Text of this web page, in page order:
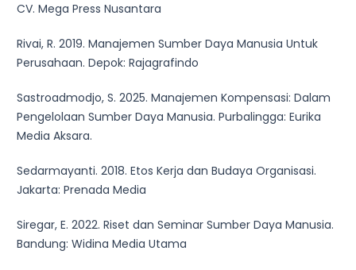
CV. Mega Press Nusantara
Rivai, R. 2019. Manajemen Sumber Daya Manusia Untuk
Perusahaan. Depok: Rajagrafindo
Sastroadmodjo, S. 2025. Manajemen Kompensasi: Dalam
Pengelolaan Sumber Daya Manusia. Purbalingga: Eurika
Media Aksara.
Sedarmayanti. 2018. Etos Kerja dan Budaya Organisasi.
Jakarta: Prenada Media
Siregar, E. 2022. Riset dan Seminar Sumber Daya Manusia.
Bandung: Widina Media Utama